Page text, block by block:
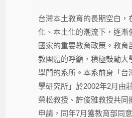
台灣本土教育的長期空白，
化、本土化的潮流下，逐漸
國家的重要教育政策。教育
教團體的呼籲，積極鼓勵大
學門的系所。本系前身「台
學研究所」於2002年2月由
榮松教授、許俊雅教授共同
申請，同年7月獲教育部同